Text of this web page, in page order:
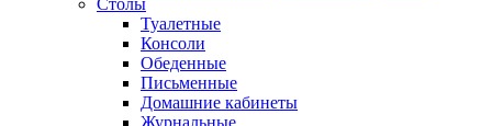
Столы
Туалетные
Консоли
Обеденные
Письменные
Домашние кабинеты
Журнальные